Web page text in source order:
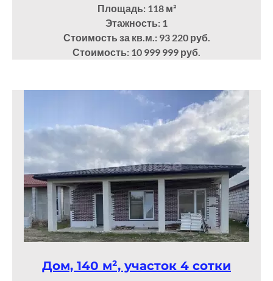
Площадь: 118м²
Этажность: 1
Стоимость за кв.м.: 93 220 руб.
Стоимость: 10 999 999 руб.
Дом, 140 м², участок 4 сотки